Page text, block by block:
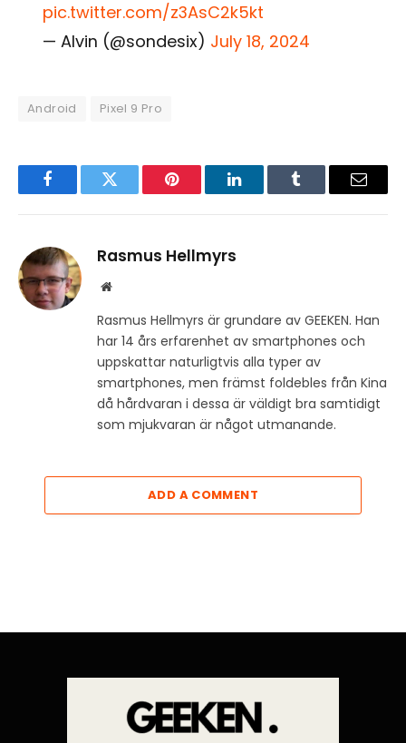
pic.twitter.com/z3AsC2k5kt
— Alvin (@sondesix) July 18, 2024
Android Pixel 9 Pro
FacebookTwitter Pinterest LinkedInTumblr Email
Rasmus Hellmyrs
Website
Rasmus Hellmyrs är grundare av GEEKEN. Han
har 14 års erfarenhet av smartphones och
uppskattar naturligtvis alla typer av
smartphones, men främst foldebles från Kina
då hårdvaran i dessa är väldigt bra samtidigt
som mjukvaran är något utmanande.
ADD A COMMENT